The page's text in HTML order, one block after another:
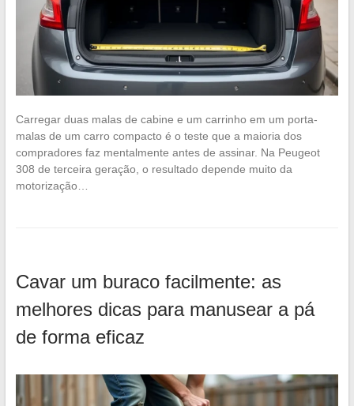
Carregar duas malas de cabine e um carrinho em um porta-
malas de um carro compacto é o teste que a maioria dos
compradores faz mentalmente antes de assinar. Na Peugeot
308 de terceira geração, o resultado depende muito da
motorização…
Cavar um buraco facilmente: as
melhores dicas para manusear a pá
de forma eficaz